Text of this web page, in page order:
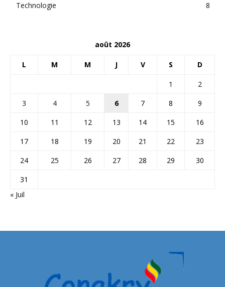
Technologie
8
août 2026
L M M J V S D
1
2
3
4 5 6 7 8
9
10
11 12 13 14 15
16
17
18 19 20 21 22
23
24
25 26 27 28 29
30
31
« Juil